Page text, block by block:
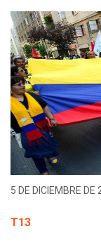
5 DE DICIEMBRE
T13